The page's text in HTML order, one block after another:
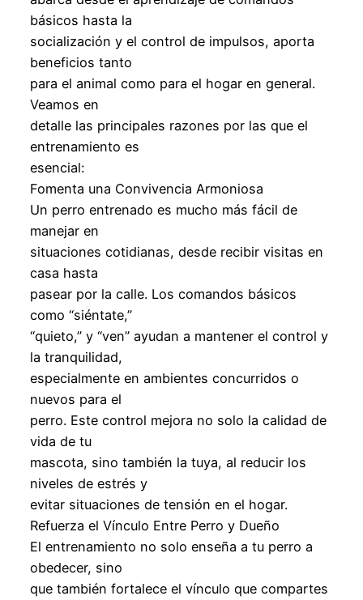
básicos hasta la
socialización y el control de impulsos, aporta
beneficios tanto
para el animal como para el hogar en general.
Veamos en
detalle las principales razones por las que el
entrenamiento es
esencial:
Fomenta una Convivencia Armoniosa
Un perro entrenado es mucho más fácil de
manejar en
situaciones cotidianas, desde recibir visitas en
casa hasta
pasear por la calle. Los comandos básicos
como “siéntate,”
“quieto,” y “ven” ayudan a mantener el control y
la tranquilidad,
especialmente en ambientes concurridos o
nuevos para el
perro. Este control mejora no solo la calidad de
vida de tu
mascota, sino también la tuya, al reducir los
niveles de estrés y
evitar situaciones de tensión en el hogar.
Refuerza el Vínculo Entre Perro y Dueño
El entrenamiento no solo enseña a tu perro a
obedecer, sino
que también fortalece el vínculo que compartes